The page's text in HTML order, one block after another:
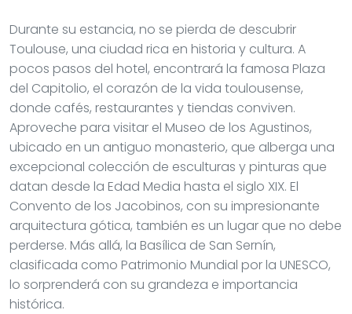
Durante su estancia, no se pierda de descubrir
Toulouse, una ciudad rica en historia y cultura. A
pocos pasos del hotel, encontrará la famosa Plaza
del Capitolio, el corazón de la vida toulousense,
donde cafés, restaurantes y tiendas conviven.
Aproveche para visitar el Museo de los Agustinos,
ubicado en un antiguo monasterio, que alberga una
excepcional colección de esculturas y pinturas que
datan desde la Edad Media hasta el siglo XIX. El
Convento de los Jacobinos, con su impresionante
arquitectura gótica, también es un lugar que no debe
perderse. Más allá, la Basílica de San Sernín,
clasificada como Patrimonio Mundial por la UNESCO,
lo sorprenderá con su grandeza e importancia
histórica.